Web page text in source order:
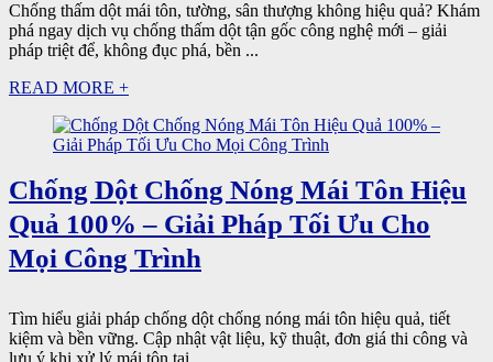
Chống thấm dột mái tôn, tường, sân thượng không hiệu quả? Khám
phá ngay dịch vụ chống thấm dột tận gốc công nghệ mới – giải
pháp triệt để, không đục phá, bền ...
READ MORE +
Chống Dột Chống Nóng Mái Tôn Hiệu
Quả 100% – Giải Pháp Tối Ưu Cho
Mọi Công Trình
Tìm hiểu giải pháp chống dột chống nóng mái tôn hiệu quả, tiết
kiệm và bền vững. Cập nhật vật liệu, kỹ thuật, đơn giá thi công và
lưu ý khi xử lý mái tôn tại ...